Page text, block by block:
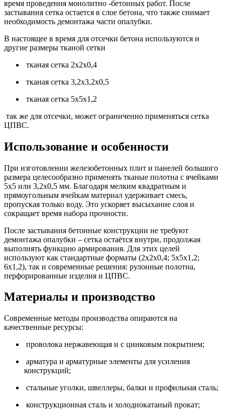
время проведения монолитно -бетонных работ. После
застывания сетка остается в слое бетона, что также снимает
необходимость демонтажа части опалубки.
В настоящее в время для отсечки бетона используются и
другие размеры тканой сетки
тканая сетка 2х2х0,4
тканая сетка 3,2х3,2х0,5
тканая сетка 5х5х1,2
так же для отсечки, может ограниченно применяться сетка
ЦПВС.
Использование и особенности
При изготовлении железобетонных плит и панелей большого
размера целесообразно применять тканые полотна с ячейками
5х5 или 3,2х0,5 мм. Благодаря мелким квадратным и
прямоугольным ячейкам материал удерживает смесь,
пропуская только воду. Это ускоряет высыхание слоя и
сокращает время набора прочности.
После застывания бетонные конструкции не требуют
демонтажа опалубки – сетка остаётся внутри, продолжая
выполнять функцию армирования. Для этих целей
используют как стандартные форматы (2х2х0,4; 5х5х1,2;
6х1,2), так и современные решения: рулонные полотна,
перфорированные изделия и ЦПВС.
Материалы и производство
Современные методы производства опираются на
качественные ресурсы:
проволока нержавеющая и с цинковым покрытием;
арматура и арматурные элементы для усиления
конструкций;
стальные уголки, швеллеры, балки и профильная сталь;
конструкционная сталь и холоднокатаный прокат;